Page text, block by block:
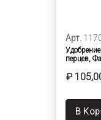
Арт.
перцев,
₽
В